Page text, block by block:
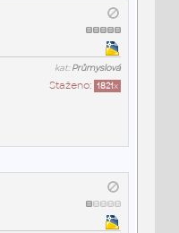
kat:Průmyslová
Staženo: 1821x